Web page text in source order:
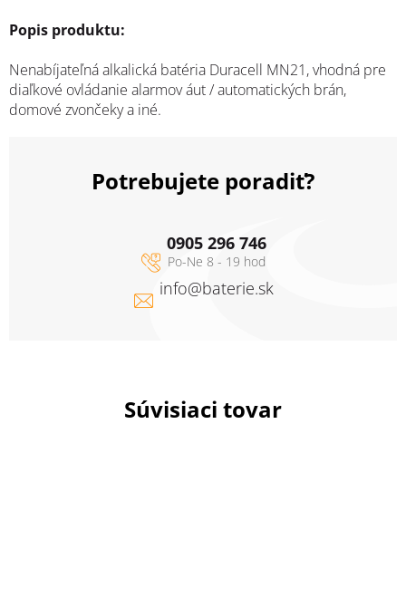
Súvisiaci tovar
Popis produktu:
Nenabíjateľná alkalická batéria Duracell MN21, vhodná pre
diaľkové ovládanie alarmov áut / automatických brán,
domové zvončeky a iné.
Potrebujete poradiť?
info@baterie.sk
0905 296 746